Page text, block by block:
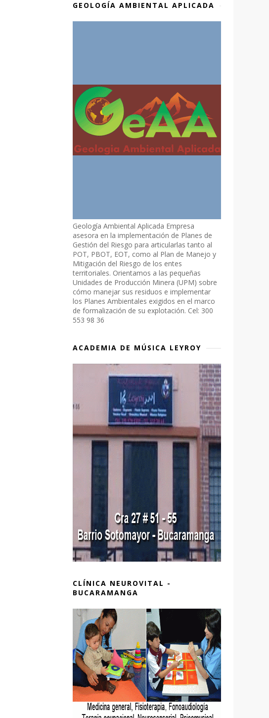
GEOLOGÍA AMBIENTAL APLICADA
Geología Ambiental Aplicada Empresa
asesora en la implementación de Planes de
Gestión del Riesgo para articularlas tanto al
POT, PBOT, EOT, como al Plan de Manejo y
Mitigación del Riesgo de los entes
territoriales. Orientamos a las pequeñas
Unidades de Producción Minera (UPM) sobre
cómo manejar sus residuos e implementar
los Planes Ambientales exigidos en el marco
de formalización de su explotación. Cel: 300
553 98 36
ACADEMIA DE MÚSICA LEYROY
CLÍNICA NEUROVITAL -
BUCARAMANGA